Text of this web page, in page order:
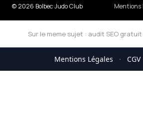
© 2026 Bolbec Judo Club Mentions
Sur le meme sujet : audit SEO gratuit
Mentions Légales · CGV